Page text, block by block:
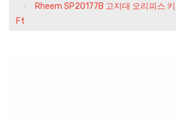
Rheem SP20177B 고지대 오리피스
Ft